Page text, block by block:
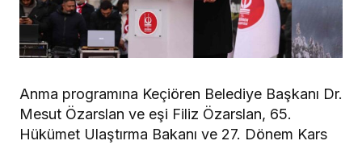
Anma programına Keçiören Belediye Başkanı Dr.
Mesut Özarslan ve eşi Filiz Özarslan, 65.
Hükümet Ulaştırma Bakanı ve 27. Dönem Kars